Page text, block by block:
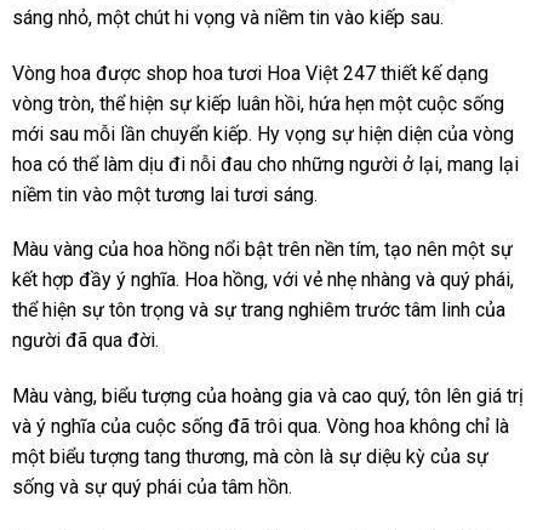
sáng nhỏ, một chút hi vọng và niềm tin vào kiếp sau.
Vòng hoa được shop hoa tươi Hoa Việt 247 thiết kế dạng
vòng tròn, thể hiện sự kiếp luân hồi, hứa hẹn một cuộc sống
mới sau mỗi lần chuyển kiếp. Hy vọng sự hiện diện của vòng
hoa có thể làm dịu đi nỗi đau cho những người ở lại, mang lại
niềm tin vào một tương lai tươi sáng.
Màu vàng của hoa hồng nổi bật trên nền tím, tạo nên một sự
kết hợp đầy ý nghĩa. Hoa hồng, với vẻ nhẹ nhàng và quý phái,
thể hiện sự tôn trọng và sự trang nghiêm trước tâm linh của
người đã qua đời.
Màu vàng, biểu tượng của hoàng gia và cao quý, tôn lên giá trị
và ý nghĩa của cuộc sống đã trôi qua. Vòng hoa không chỉ là
một biểu tượng tang thương, mà còn là sự diệu kỳ của sự
sống và sự quý phái của tâm hồn.